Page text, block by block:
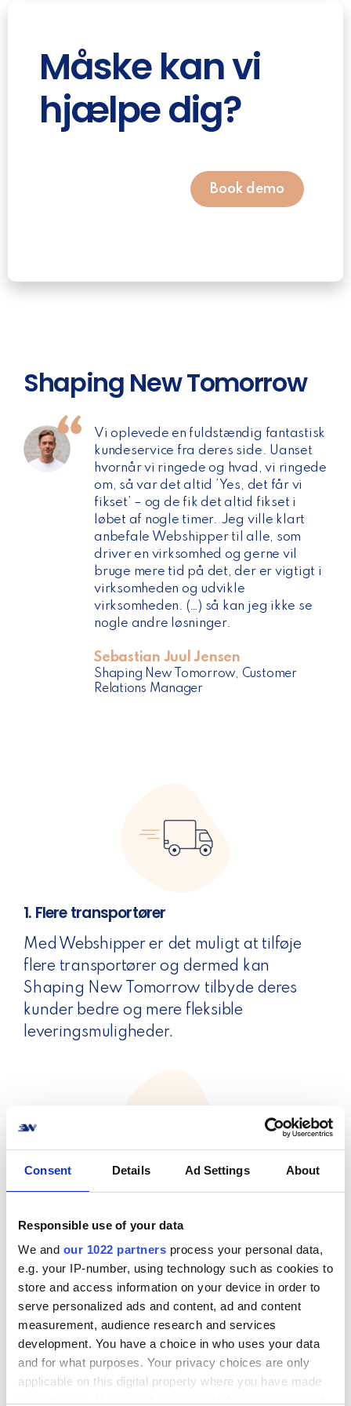
Consent Details Ad Settings About
Responsible use of your data
We and our 1022 partners process your personal data,
e.g. your IP-number, using technology such as cookies to
store and access information on your device in order to
serve personalized ads and content, ad and content
measurement, audience research and services
development. You have a choice in who uses your data
and for what purposes. Your privacy choices are only
applicable on this digital property where you have made
Måske kan vi
hjælpe dig?
Book demo
Shaping New Tomorrow
Vi oplevede en fuldstændig fantastisk
kundeservice fra deres side. Uanset
hvornår vi ringede og hvad, vi ringede
om, så var det altid ’Yes, det får vi
fikset’ – og de fik det altid fikset i
løbet af nogle timer. Jeg ville klart
anbefale Webshipper til alle, som
driver en virksomhed og gerne vil
bruge mere tid på det, der er vigtigt i
virksomheden og udvikle
virksomheden. (…) så kan jeg ikke se
nogle andre løsninger.
Sebastian Juul Jensen
Shaping New Tomorrow, Customer
Relations Manager
1. Flere transportører
Med Webshipper er det muligt at tilføje
flere transportører og dermed kan
Shaping New Tomorrow tilbyde deres
kunder bedre og mere fleksible
leveringsmuligheder.
2. E-mail skabeloner
Med e-mail templates bliver det muligt at
sende tilpassede og brandede
notifikationer til kunden, eksempelvis ved
brandet tracking e-mails.